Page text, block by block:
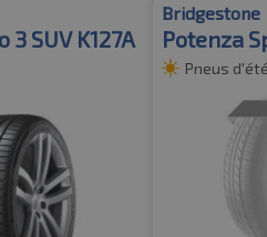
3 SUV K127A
Bridgestone
Potenza
Pneus d'été